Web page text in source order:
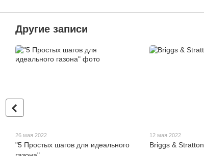
Другие записи
26 мая 2022
"5 Простых шагов для идеального
12 мая 2022
Briggs & Stratton